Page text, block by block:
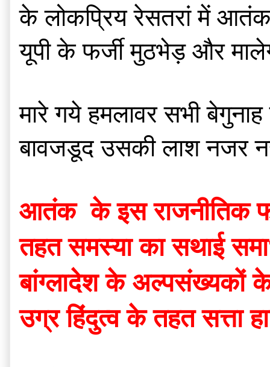
के लोकप्रिय रेसतरां में
यूपी के फर्जी मुठभेड़ और
मारे गये हमलावर सभी
बावजडूद उसकी लाश नजर
आतंक  के इस राजनीतिक
तहत समस्या का सथाई
बांग्लादेश के अल्पसंख्यकों
उग्र हिंदुत्व के तहत सत्ता